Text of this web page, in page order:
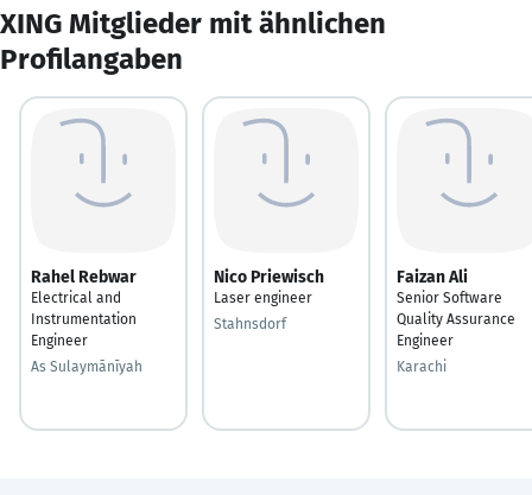
XING Mitglieder mit ähnlichen
Profilangaben
Rahel Rebwar
Electrical and
Instrumentation
Engineer
As Sulaymānīyah
Nico Priewisch
Laser engineer
Stahnsdorf
Faizan Ali
Senior Software
Quality Assurance
Engineer
Karachi